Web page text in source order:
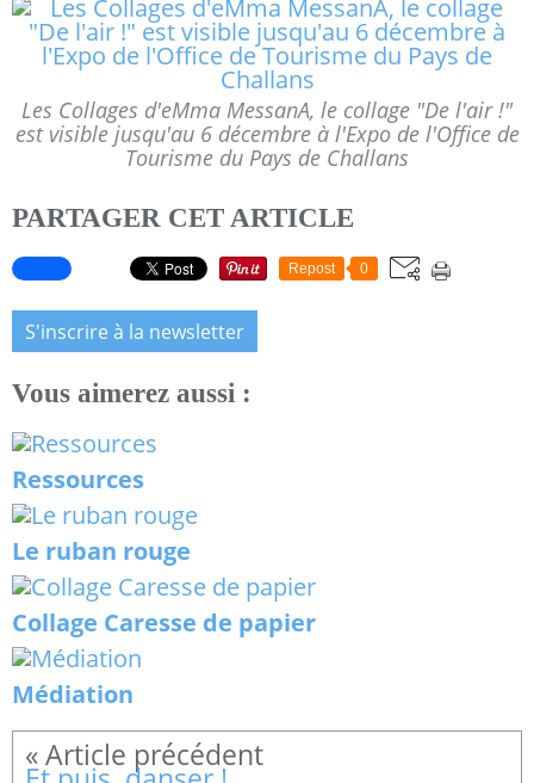
Les Collages d'eMma MessanA, le collage "De l'air !"
est visible jusqu'au 6 décembre à l'Expo de l'Office de
Tourisme du Pays de Challans
PARTAGER CET ARTICLE
Repost 0
S'inscrire à la newsletter
Vous aimerez aussi :
Ressources
Le ruban rouge
Collage Caresse de papier
Médiation